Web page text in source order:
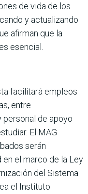
de vida de los
y actualizando
afirman que la
esencial.
facilitará empleos
entre
de apoyo
El MAG
serán
el marco de la Ley
del Sistema
el Instituto